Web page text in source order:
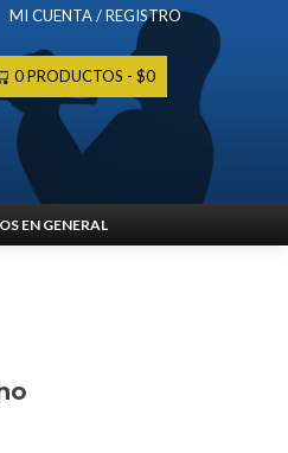
MI CUENTA / REGISTRO
0 PRODUCTOS $0
EN GENERAL